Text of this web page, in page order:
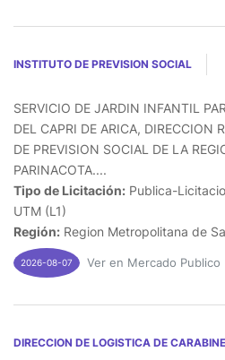
INSTITUTO DE PREVISION SOCIAL
SERVICIO DE JARDIN INFANTIL
DEL CAPRI DE ARICA, DIRECCION
DE PREVISION SOCIAL DE LA
PARINACOTA....
Tipo de Licitación: Publica-
UTM (L1)
Región: Region Metropolitana de
2026-08-07 Ver en Mercado Publico
DIRECCION DE LOGISTICA DE